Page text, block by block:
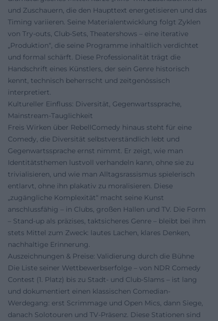
und Zuschauern, die den Haupttext energetisieren und das
Timing variieren. Seine Materialentwicklung folgt Zyklen
von Try-outs, Club-Sets, Theatershows – eine iterative
„Produktion“, die seine Programme inhaltlich verdichtet
und formal schärft. Diese Professionalität trägt die
Handschrift eines Künstlers, der sein Genre historisch
kennt, technisch beherrscht und zeitgenössisch
interpretiert.
Kultureller Einfluss: Diversität, Gegenwartssprache,
Mainstream-Tauglichkeit
Freis Wirken über RebellComedy hinaus steht für eine
Comedy, die Diversität selbstverständlich lebt und
Gegenwartssprache ernst nimmt. Er zeigt, wie man
Identitätsthemen lustvoll verhandeln kann, ohne sie zu
trivialisieren, und wie man Alltagsrassismus spielerisch
entlarvt, ohne ihn plakativ zu moralisieren. Diese
„zugängliche Komplexität“ macht seine Kunst
anschlussfähig – in Clubs, großen Hallen und TV. Die Form
– Stand-up als präzises, taktsicheres Genre – bleibt bei ihm
stets Mittel zum Zweck: lautes Lachen, klares Denken,
nachhaltige Erinnerung.
Auszeichnungen & Preise: Validierung durch die Bühne
Die Liste seiner Wettbewerbserfolge – von NDR Comedy
Contest (1. Platz) bis zu Stadt- und Club-Slams – ist lang
und dokumentiert einen klassischen Comedian-
Werdegang: erst Scrimmage und Open Mics, dann Siege,
danach Solotouren und TV-Präsenz. Diese Stationen sind